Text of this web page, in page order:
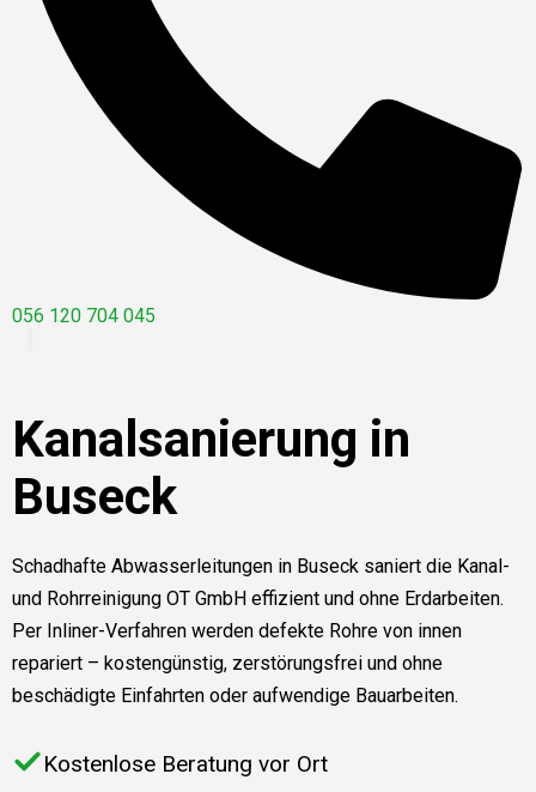
056 120 704 045
Kanalsanierung in
Buseck
Schadhafte Abwasserleitungen in Buseck saniert die Kanal-
und Rohrreinigung OT GmbH effizient und ohne Erdarbeiten.
Per Inliner-Verfahren werden defekte Rohre von innen
repariert – kostengünstig, zerstörungsfrei und ohne
beschädigte Einfahrten oder aufwendige Bauarbeiten.
Kostenlose Beratung vor Ort